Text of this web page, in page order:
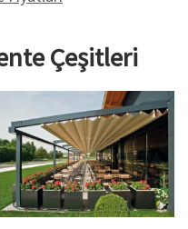
Çeşitleri